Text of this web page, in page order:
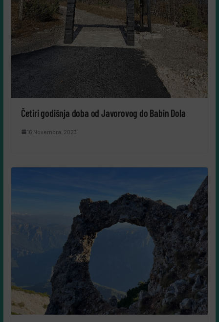
Četiri godišnja doba od Javorovog do Babin Dola
16 Novembra, 2023